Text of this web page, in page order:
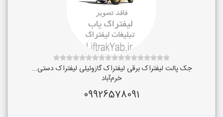
جک پالت لیفتراک برقی لیفتراک گازوئیلی لیفتراک دستی...
خرم‌آباد
09926578091